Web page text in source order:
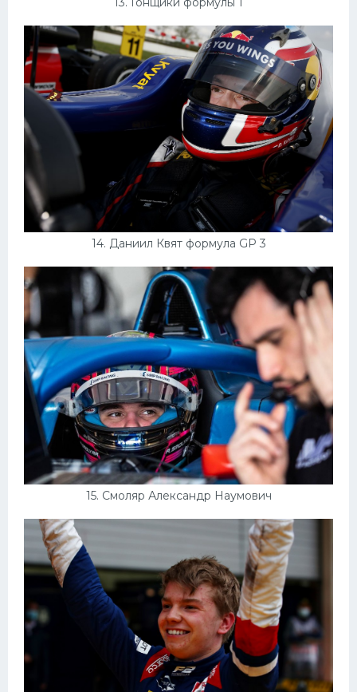
14. Даниил Квят формула GP 3
15. Смоляр Александр Наумович